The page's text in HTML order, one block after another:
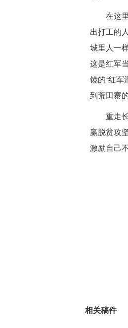
在这里
出打工的
城里人一
这是红军
镜的‘红军
到荒田寨
重走长
赢脱贫攻
激励自己
相关稿件